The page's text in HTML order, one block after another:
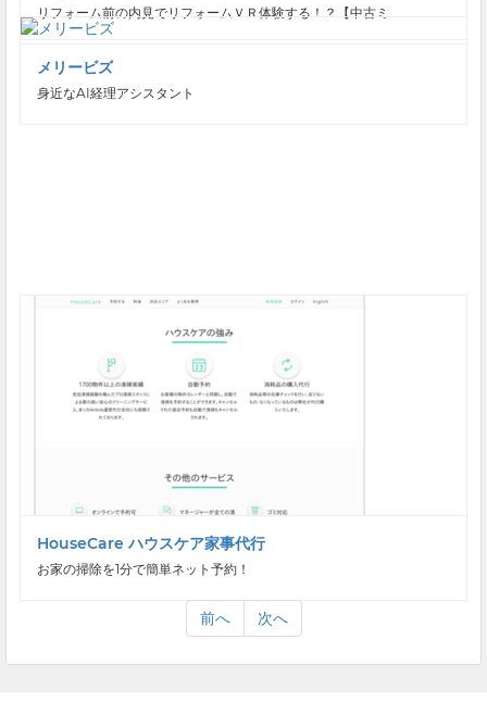
リフォーム前の内見でリフォームＶＲ体験する！？【中古ミ...
メリービズ
身近なAI経理アシスタント
HouseCare ハウスケア家事代行
お家の掃除を1分で簡単ネット予約！
前へ 次へ